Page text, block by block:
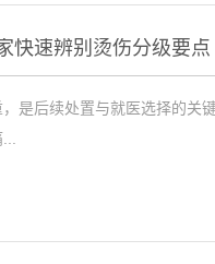
快速辨别烫伤分级要点
是后续处置与就医选择的